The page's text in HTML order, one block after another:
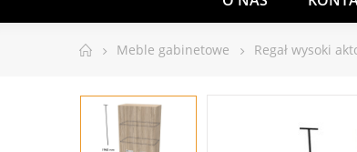
Meble gabinetowe Regał wysoki